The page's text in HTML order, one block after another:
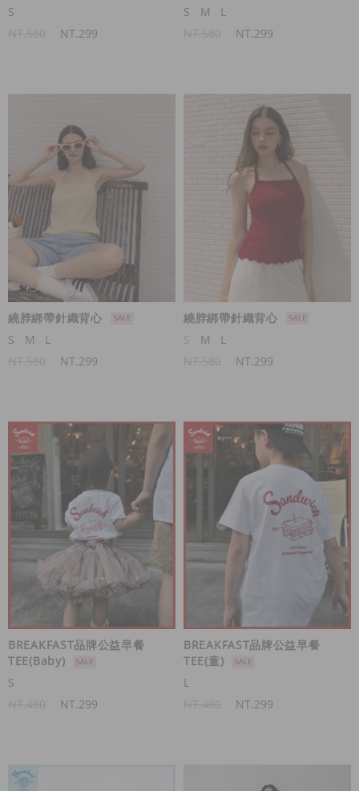
S
NT.299
S M
L
NT.299
繞脖綁帶針織背心
S
M
L
NT.299
繞脖綁帶針織背心
M
L
NT.299
BREAKFAST品牌公益早餐
TEE(Baby)
S
NT.299
BREAKFAST品牌公益早餐
TEE(童)
L
NT.299